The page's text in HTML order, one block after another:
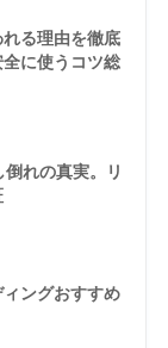
る理由を徹底
に使うコツ総
れの真実。リ
ングおすすめ